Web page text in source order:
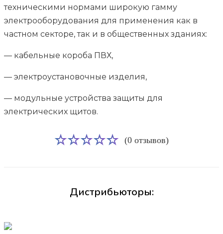
техническими нормами широкую гамму
электрооборудования для применения как в
частном секторе, так и в общественных зданиях:
— кабельные короба ПВХ,
— электроустановочные изделия,
— модульные устройства защиты для
электрических щитов.
(0 отзывов)
Дистрибьюторы: